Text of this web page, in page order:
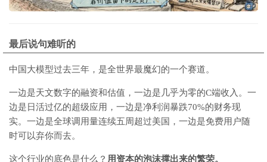
最后说句难听的
中国大模型过去三年，是全世界最魔幻的一个赛道。
一边是天文数字的融资和估值，一边是几乎为零的C端收入。一
边是日活过亿的超级应用，一边是净利润暴跌70%的财务现
实。一边是全球调用量连续五周超过美国，一边是免费用户随
时可以弃你而去。
这个行业的底色是什么？ 用资本的泡沫撑出来的繁荣。